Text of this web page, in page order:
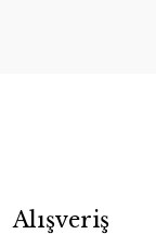
Alışveriş